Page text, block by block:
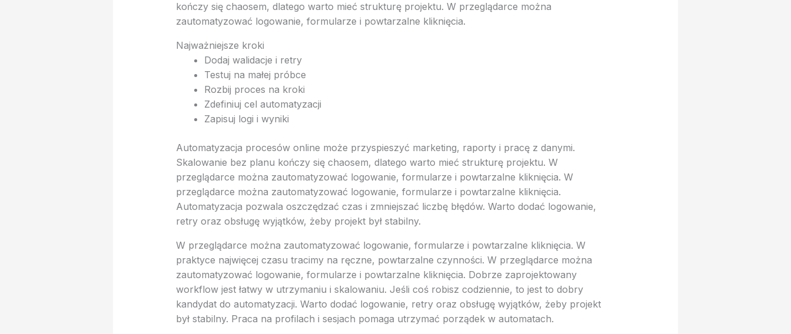
kończy się chaosem, dlatego warto mieć strukturę projektu. W przeglądarce można
zautomatyzować logowanie, formularze i powtarzalne kliknięcia.
Najważniejsze kroki
Dodaj walidacje i retry
Testuj na małej próbce
Rozbij proces na kroki
Zdefiniuj cel automatyzacji
Zapisuj logi i wyniki
Automatyzacja procesów online może przyspieszyć marketing, raporty i pracę z danymi.
Skalowanie bez planu kończy się chaosem, dlatego warto mieć strukturę projektu. W
przeglądarce można zautomatyzować logowanie, formularze i powtarzalne kliknięcia. W
przeglądarce można zautomatyzować logowanie, formularze i powtarzalne kliknięcia.
Automatyzacja pozwala oszczędzać czas i zmniejszać liczbę błędów. Warto dodać logowanie,
retry oraz obsługę wyjątków, żeby projekt był stabilny.
W przeglądarce można zautomatyzować logowanie, formularze i powtarzalne kliknięcia. W
praktyce najwięcej czasu tracimy na ręczne, powtarzalne czynności. W przeglądarce można
zautomatyzować logowanie, formularze i powtarzalne kliknięcia. Dobrze zaprojektowany
workflow jest łatwy w utrzymaniu i skalowaniu. Jeśli coś robisz codziennie, to jest to dobry
kandydat do automatyzacji. Warto dodać logowanie, retry oraz obsługę wyjątków, żeby projekt
był stabilny. Praca na profilach i sesjach pomaga utrzymać porządek w automatach.